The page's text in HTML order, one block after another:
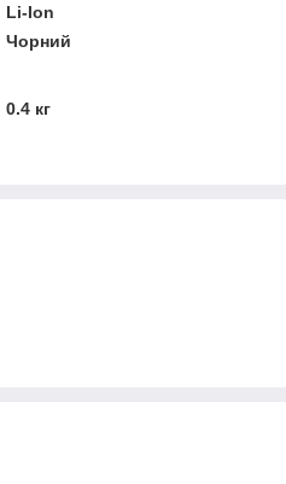
Li-Ion
Чорний
0.4 кг